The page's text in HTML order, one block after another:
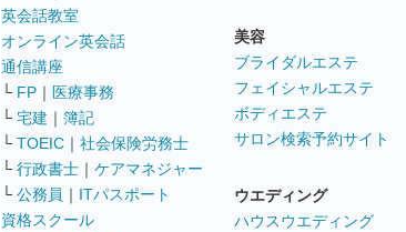
英会話教室
オンライン英会話
通信講座
└ FP ｜ 医療事務
└ 宅建 ｜ 簿記
└ TOEIC ｜ 社会保険労務士
└ 行政書士 ｜ ケアマネジャー
└ 公務員 ｜ ITパスポート
資格スクール
美容
ブライダルエステ
フェイシャルエステ
ボディエステ
サロン検索予約サイト
ウエディング
ハウスウエディング